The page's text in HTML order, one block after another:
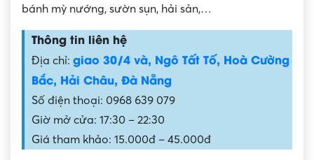
bánh mỳ nướng, sườn sụn, hải sản,…
Thông tin liên hệ
Địa chỉ: giao 30/4 và, Ngô Tất Tố, Hoà Cường
Bắc, Hải Châu, Đà Nẵng
Số điện thoại: 0968 639 079
Giờ mở cửa: 17:30 – 22:30
Giá tham khảo: 15.000đ – 45.000đ